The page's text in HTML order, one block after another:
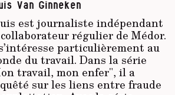
Van Ginneken
est journaliste indépendant
régulier de Médor.
particulièrement au
du travail. Dans la série
travail, mon enfer", il a
sur les liens entre fraude